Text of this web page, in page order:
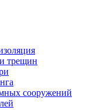
трещин
сооружений